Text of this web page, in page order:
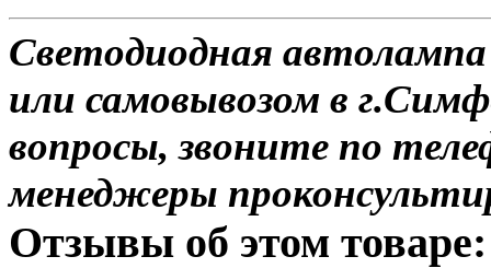
Светодиодная
или самовывозом в
вопросы, звоните по
менеджеры
Отзывы об этом товаре: